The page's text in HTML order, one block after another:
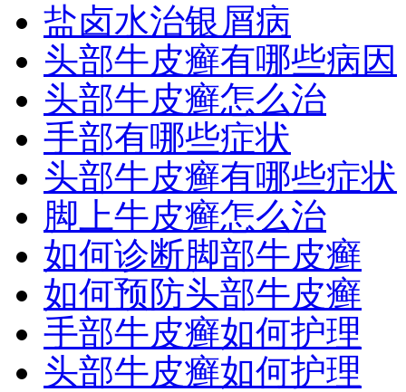
盐卤水治银屑病
头部牛皮癣有哪些病因
头部牛皮癣怎么治
手部有哪些症状
头部牛皮癣有哪些症状
脚上牛皮癣怎么治
如何诊断脚部牛皮癣
如何预防头部牛皮癣
手部牛皮癣如何护理
头部牛皮癣如何护理